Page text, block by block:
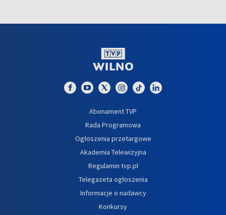
Abonament TVP
Rada Programowa
Ogłoszenia przetargowe
Akademia Telewizyjna
Regulamin tvp.pl
Telegazeta ogłoszenia
Informacje o nadawcy
Konkursy